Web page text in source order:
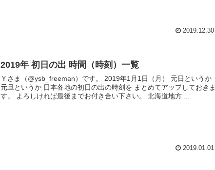
2019.12.30
2019年 初日の出 時間（時刻）一覧
Ｙさま（@ysb_freeman）です。 2019年1月1日（月） 元日というか
元旦というか 日本各地の初日の出の時刻を まとめてアップしておきま
2019.01.01